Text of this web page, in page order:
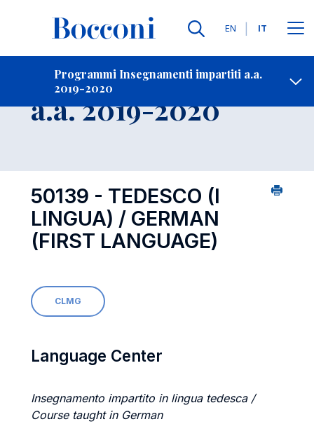
Lingue
EN IT
Programmi Insegnamenti impartiti a.a.
2019-2020
Contatti
Insegnamento
a.a. 2019-2020
50139 - TEDESCO (I
LINGUA) / GERMAN
(FIRST LANGUAGE)
CLMG
Language Center
Insegnamento impartito in lingua tedesca /
Course taught in German